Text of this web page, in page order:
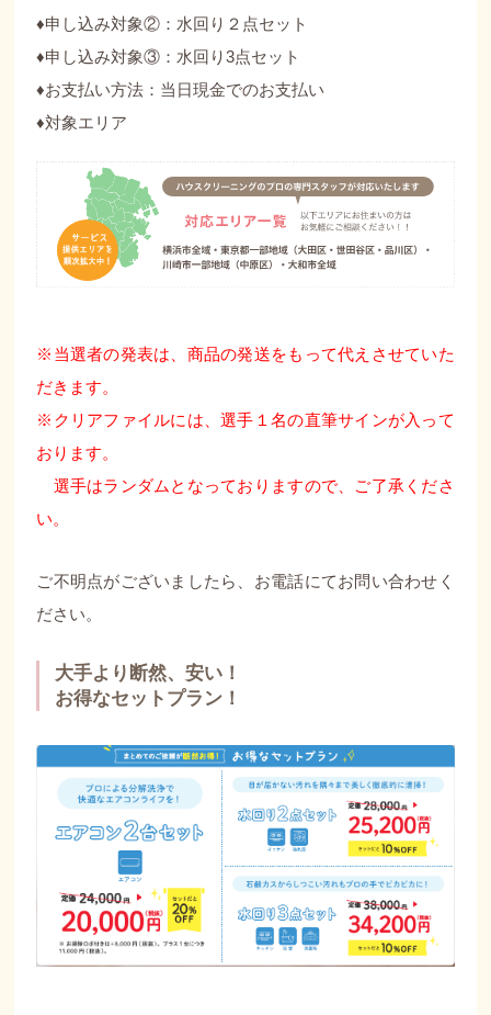
♦︎申し込み対象②：水回り２点セット
♦︎申し込み対象③：水回り3点セット
♦︎お支払い方法：当日現金でのお支払い
♦︎対象エリア
※当選者の発表は、商品の発送をもって代えさせていた
だきます。
※クリアファイルには、選手１名の直筆サインが入って
おります。
選手はランダムとなっておりますので、ご了承くださ
い。
ご不明点がございましたら、お電話にてお問い合わせく
ださい。
大手より断然、安い！
お得なセットプラン！